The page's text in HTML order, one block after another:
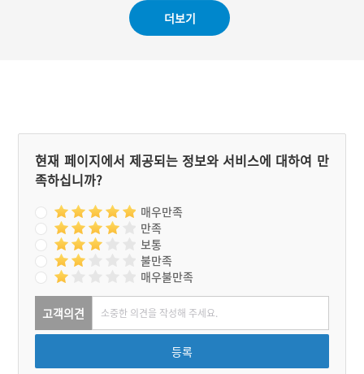
더보기
현재 페이지에서 제공되는 정보와 서비스에 대하여 만
족하십니까?
매우만족
만족
보통
불만족
매우불만족
고객의견
등록